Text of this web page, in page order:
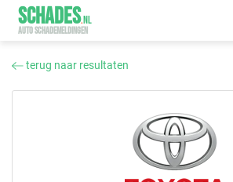
SCHADES.NL
AUTO SCHADEMELDINGEN
terug naar resultaten